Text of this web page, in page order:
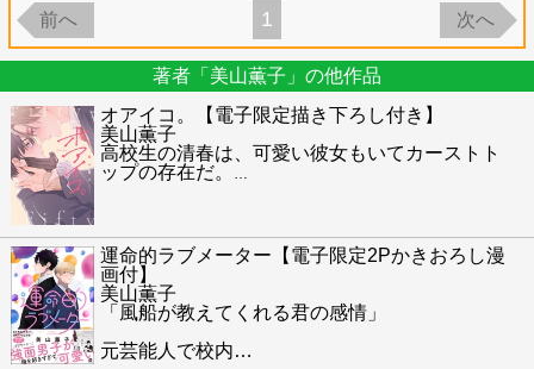
前へ 1 次へ
著者「美山薫子」の他作品
オアイコ。【電子限定描き下ろし付き】
美山薫子
高校生の清春は、可愛い彼女もいてカーストト
ップの存在だ。
…
運命的ラブメーター【電子限定2Pかきおろし漫
画付】
美山薫子
「風船が教えてくれる君の感情」
元芸能人で校内…